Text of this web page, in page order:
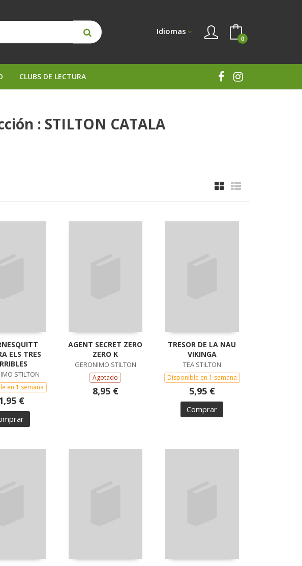
Idiomas
0
CLUBS DE LECTURA
: STILTON CATALA
ELS TRES
STILTON
en 1 semana
€
AGENT SECRET ZERO
ZERO K
GERONIMO STILTON
Agotado
8,95 €
TRESOR DE LA NAU
VIKINGA
TEA STILTON
Disponible en 1 semana
5,95 €
Comprar